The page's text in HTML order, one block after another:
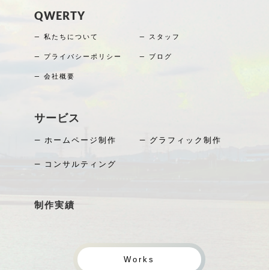
QWERTY
― 私たちについて ― スタッフ
― プライバシーポリシー ― ブログ
― 会社概要
サービス
― ホームページ制作 ― グラフィック制作
― コンサルティング
制作実績
Works